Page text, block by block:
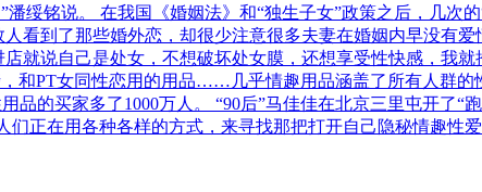
绥铭说。 在我国《婚姻法》和“独生子女”政策之后，几次
看到了那些婚外恋，却很少注意很多夫妻在婚姻内早没有
就说自己是处女，不想破坏处女膜，还想享受性快感，我就
和PT女同性恋用的用品……几乎情趣用品涵盖了所有人群的
品的买家多了1000万人。 “90后”马佳佳在北京三里屯开了“
们正在用各种各样的方式，来寻找那把打开自己隐秘情趣